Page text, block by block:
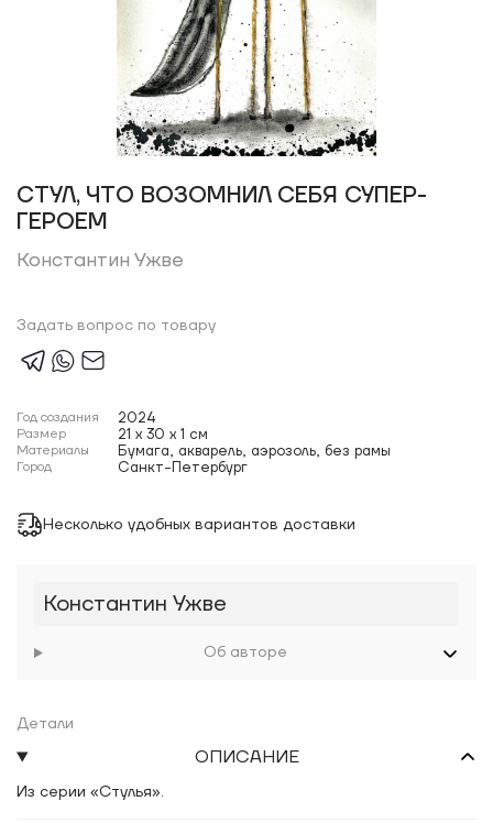
СТУЛ, ЧТО ВОЗОМНИЛ СЕБЯ СУПЕР-
ГЕРОЕМ
Константин Ужве
Задать вопрос по товару
Год создания 2024
Размер 21 x 30 x 1 см
Материалы Бумага, акварель, аэрозоль, без рамы
Город Санкт-Петербург
Несколько удобных вариантов доставки
Константин Ужве
Об авторе
Детали
ОПИСАНИЕ
Из серии «Стулья».